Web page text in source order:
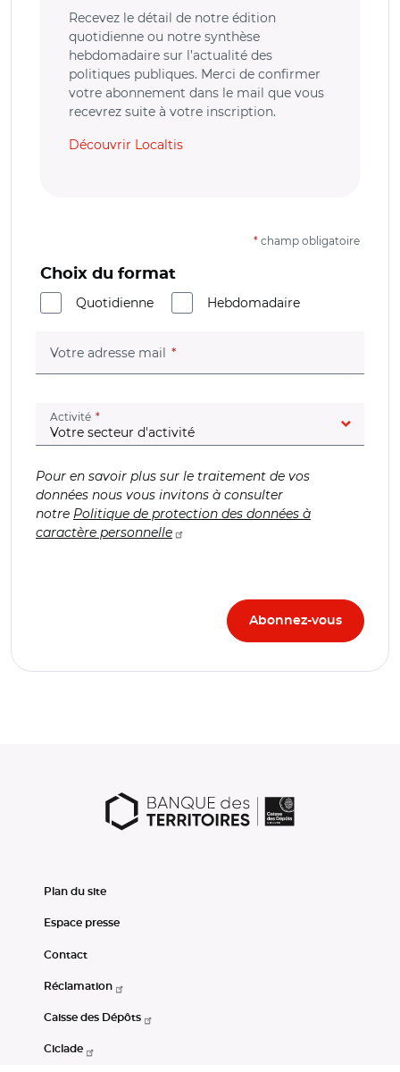
Recevez le détail de notre édition
quotidienne ou notre synthèse
hebdomadaire sur l’actualité des
politiques publiques. Merci de confirmer
votre abonnement dans le mail que vous
recevrez suite à votre inscription.
Découvrir Localtis
* champ obligatoire
Choix du format
Quotidienne
Hebdomadaire
Votre adresse mail (champ obligatoire)
Activité (champ obligatoire)
Pour en savoir plus sur le traitement de vos
données nous vous invitons à consulter
notre Politique de protection des données à
caractère personnelle
Plan du site
Espace presse
Contact
Réclamation
Caisse des Dépôts
Ciclade